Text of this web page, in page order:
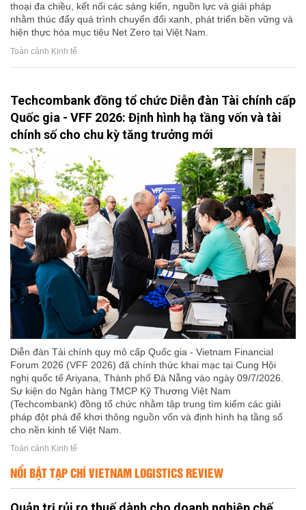
thoại đa chiều, kết nối các sáng kiến, nguồn lực và giải pháp
nhằm thúc đẩy quá trình chuyển đổi xanh, phát triển bền vững và
hiện thực hóa mục tiêu Net Zero tại Việt Nam.
Toàn cảnh Kinh tế
Techcombank đồng tổ chức Diễn đàn Tài chính cấp
Quốc gia - VFF 2026: Định hình hạ tầng vốn và tài
chính số cho chu kỳ tăng trưởng mới
Diễn đàn Tài chính quy mô cấp Quốc gia - Vietnam Financial
Forum 2026 (VFF 2026) đã chính thức khai mạc tại Cung Hội
nghị quốc tế Ariyana, Thành phố Đà Nẵng vào ngày 09/7/2026.
Sự kiện do Ngân hàng TMCP Kỹ Thương Việt Nam
(Techcombank) đồng tổ chức nhằm tập trung tìm kiếm các giải
pháp đột phá để khơi thông nguồn vốn và định hình hạ tầng số
cho nền kinh tế Việt Nam.
Toàn cảnh Kinh tế
NỔI BẬT TẠP CHÍ VIETNAM LOGISTICS REVIEW